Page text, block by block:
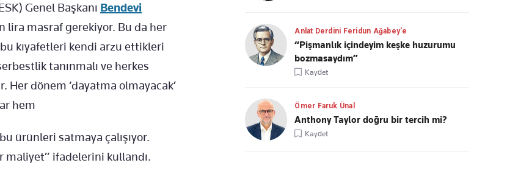
Genel Başkanı Bendevi
lira masraf gerekiyor. Bu da her
kıyafetleri kendi arzu ettikleri
tanınmalı ve herkes
Her dönem ‘dayatma olmayacak’
hem
ürünleri satmaya çalışıyor.
maliyet” ifadelerini kullandı.
Anlat Derdini Feridun Ağabey'e
“Pişmanlık içindeyim keşke huzurumu
bozmasaydım”
Kaydet
Ömer Faruk Ünal
Anthony Taylor doğru bir tercih mi?
Kaydet